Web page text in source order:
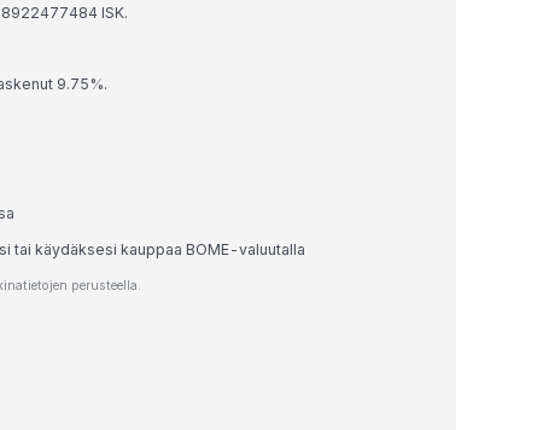
ISK.
9.75%.
käydäksesi kauppaa BOME-valuutalla
perusteella.